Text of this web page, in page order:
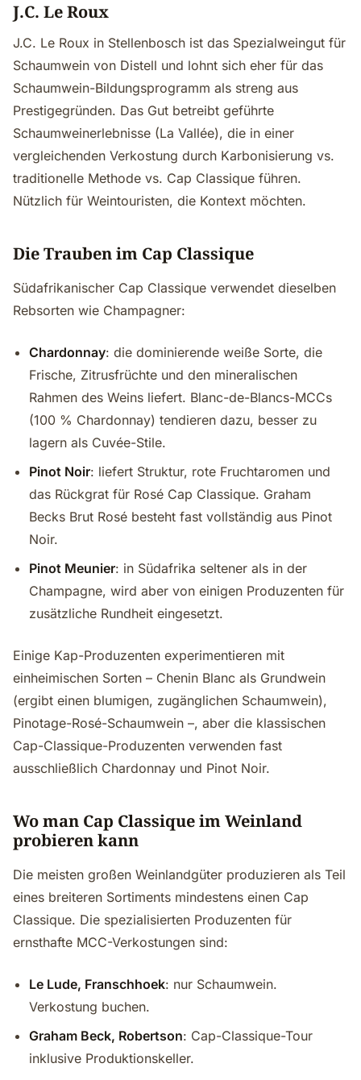
J.C. Le Roux
J.C. Le Roux in Stellenbosch ist das Spezialweingut für
Schaumwein von Distell und lohnt sich eher für das
Schaumwein-Bildungsprogramm als streng aus
Prestigegründen. Das Gut betreibt geführte
Schaumweinerlebnisse (La Vallée), die in einer
vergleichenden Verkostung durch Karbonisierung vs.
traditionelle Methode vs. Cap Classique führen.
Nützlich für Weintouristen, die Kontext möchten.
Die Trauben im Cap Classique
Südafrikanischer Cap Classique verwendet dieselben
Rebsorten wie Champagner:
Chardonnay: die dominierende weiße Sorte, die
Frische, Zitrusfrüchte und den mineralischen
Rahmen des Weins liefert. Blanc-de-Blancs-MCCs
(100 % Chardonnay) tendieren dazu, besser zu
lagern als Cuvée-Stile.
Pinot Noir: liefert Struktur, rote Fruchtaromen und
das Rückgrat für Rosé Cap Classique. Graham
Becks Brut Rosé besteht fast vollständig aus Pinot
Noir.
Pinot Meunier: in Südafrika seltener als in der
Champagne, wird aber von einigen Produzenten für
zusätzliche Rundheit eingesetzt.
Einige Kap-Produzenten experimentieren mit
einheimischen Sorten – Chenin Blanc als Grundwein
(ergibt einen blumigen, zugänglichen Schaumwein),
Pinotage-Rosé-Schaumwein –, aber die klassischen
Cap-Classique-Produzenten verwenden fast
ausschließlich Chardonnay und Pinot Noir.
Wo man Cap Classique im Weinland
probieren kann
Die meisten großen Weinlandgüter produzieren als Teil
eines breiteren Sortiments mindestens einen Cap
Classique. Die spezialisierten Produzenten für
ernsthafte MCC-Verkostungen sind:
Le Lude, Franschhoek: nur Schaumwein.
Verkostung buchen.
Graham Beck, Robertson: Cap-Classique-Tour
inklusive Produktionskeller.